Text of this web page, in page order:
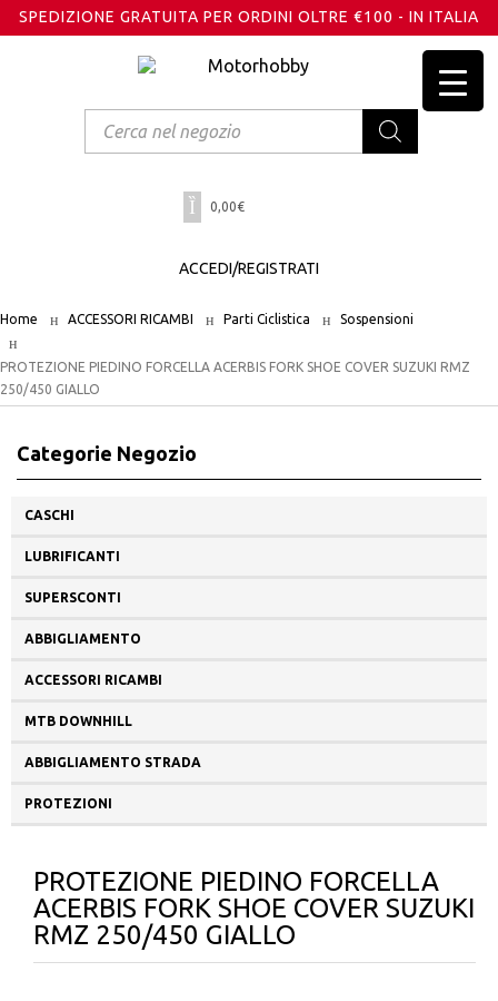
SPEDIZIONE GRATUITA PER ORDINI OLTRE €100 - IN ITALIA
search
0,00€
ACCEDI/REGISTRATI
Home ACCESSORI RICAMBI Parti Ciclistica Sospensioni
PROTEZIONE PIEDINO FORCELLA ACERBIS FORK SHOE COVER SUZUKI RMZ
250/450 GIALLO
Categorie Negozio
CASCHI
LUBRIFICANTI
SUPERSCONTI
ABBIGLIAMENTO
ACCESSORI RICAMBI
MTB DOWNHILL
ABBIGLIAMENTO STRADA
PROTEZIONI
PROTEZIONE PIEDINO FORCELLA
ACERBIS FORK SHOE COVER SUZUKI
RMZ 250/450 GIALLO